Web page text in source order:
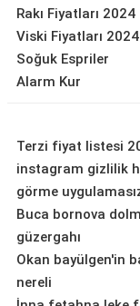
Rakı Fiyatları 2024
Viski Fiyatları 2024
Soğuk Espriler
Alarm Kur
Terzi fiyat listesi
instagram gizlilik
görme
Buca bornova
güzergahı
Okan bayülgen'in
nereli